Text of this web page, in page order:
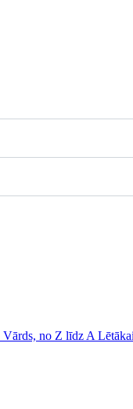
Vārds, no Z līdz A